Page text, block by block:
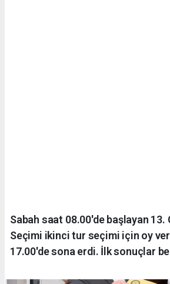
Sabah saat 08.00'de başlayan 13.
Seçimi ikinci tur seçimi için oy
17.00'de sona erdi. İlk sonuçlar